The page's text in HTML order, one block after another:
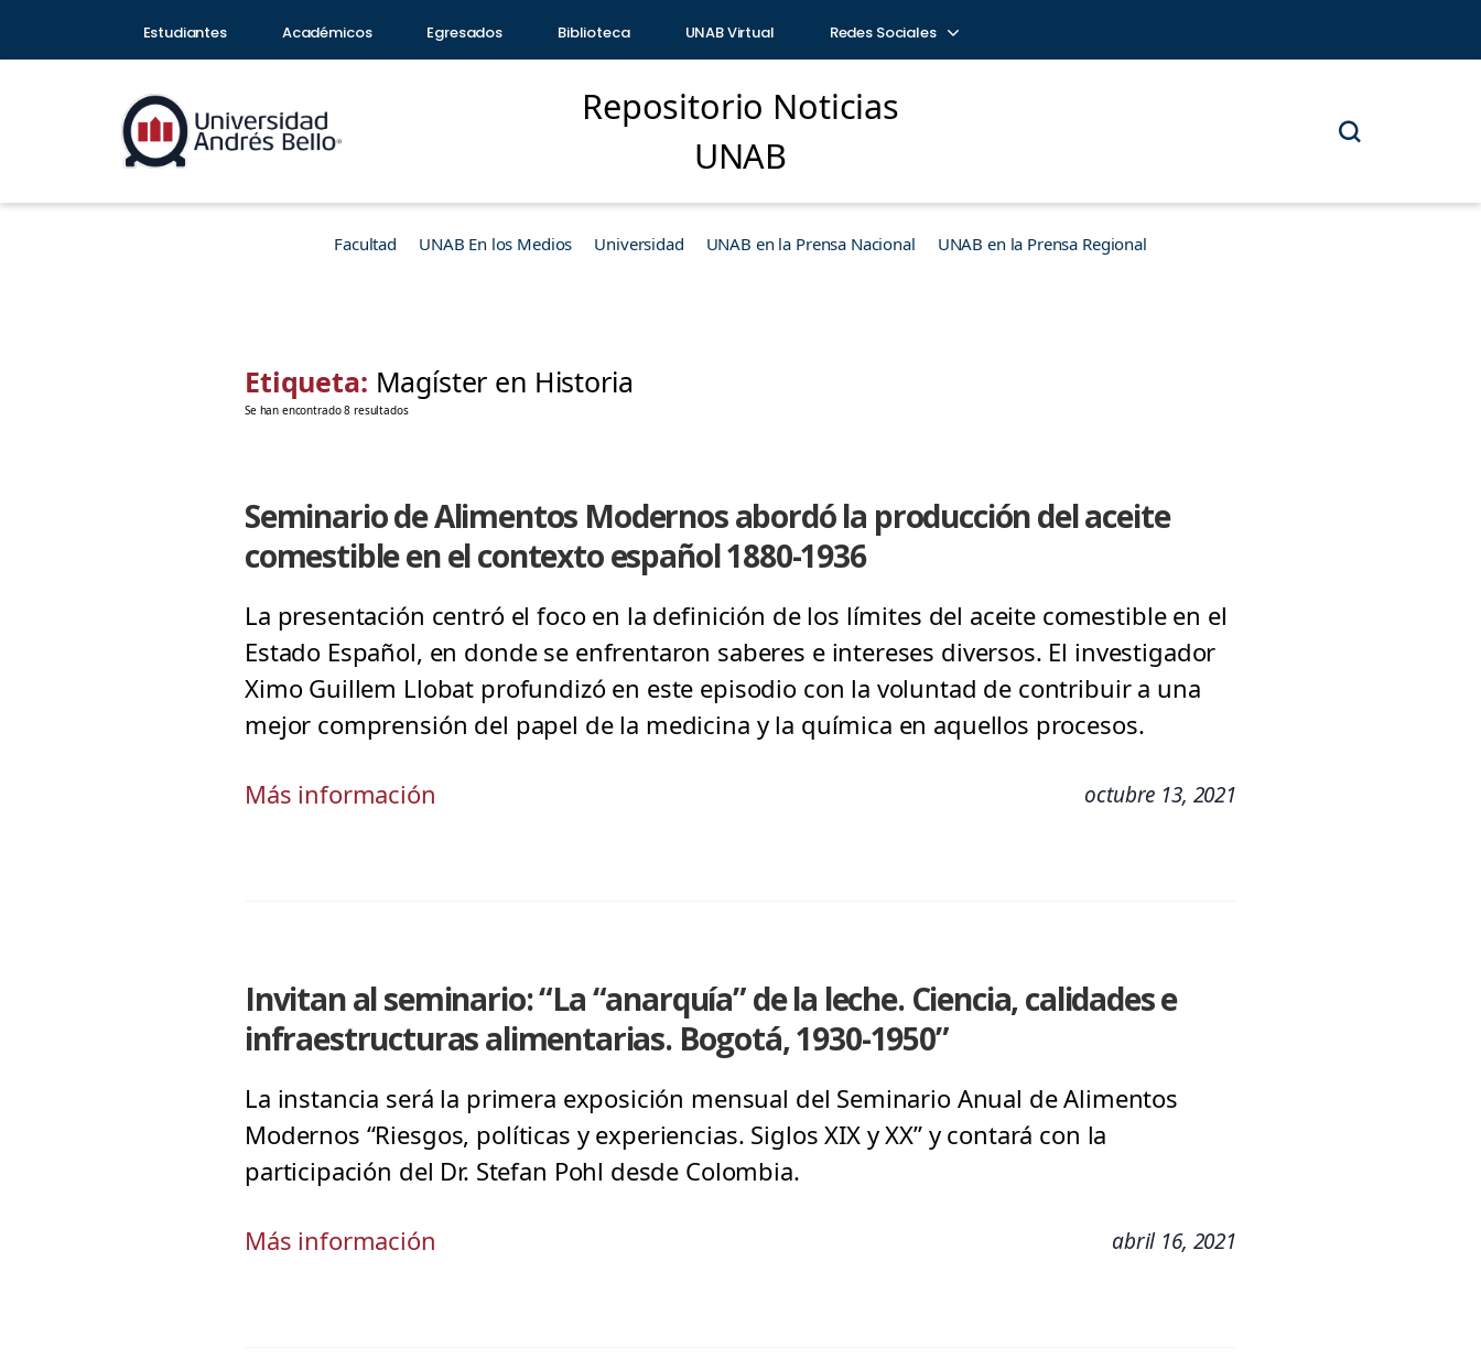
Estudiantes Académicos Egresados Biblioteca UNAB Virtual Redes Sociales
Repositorio Noticias
UNAB
Facultad UNAB En los Medios Universidad UNAB en la Prensa Nacional UNAB en la Prensa Regional
Etiqueta: Magíster en Historia
Se han encontrado 8 resultados
Seminario de Alimentos Modernos abordó la producción del aceite
comestible en el contexto español 1880-1936
La presentación centró el foco en la definición de los límites del aceite comestible en el
Estado Español, en donde se enfrentaron saberes e intereses diversos. El investigador
Ximo Guillem Llobat profundizó en este episodio con la voluntad de contribuir a una
mejor comprensión del papel de la medicina y la química en aquellos procesos.
Más información octubre 13, 2021
Invitan al seminario: “La “anarquía” de la leche. Ciencia, calidades e
infraestructuras alimentarias. Bogotá, 1930-1950”
La instancia será la primera exposición mensual del Seminario Anual de Alimentos
Modernos “Riesgos, políticas y experiencias. Siglos XIX y XX” y contará con la
participación del Dr. Stefan Pohl desde Colombia.
Más información abril 16, 2021